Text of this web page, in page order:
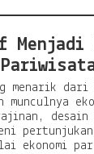
Menjadi
dari
pertunjukan
ekonomi